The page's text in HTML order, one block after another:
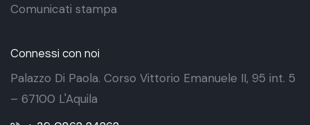
Comunicati stampa
Connessi con noi
Palazzo Di Paola. Corso Vittorio Emanuele II, 95 int. 5
– 67100 L'Aquila